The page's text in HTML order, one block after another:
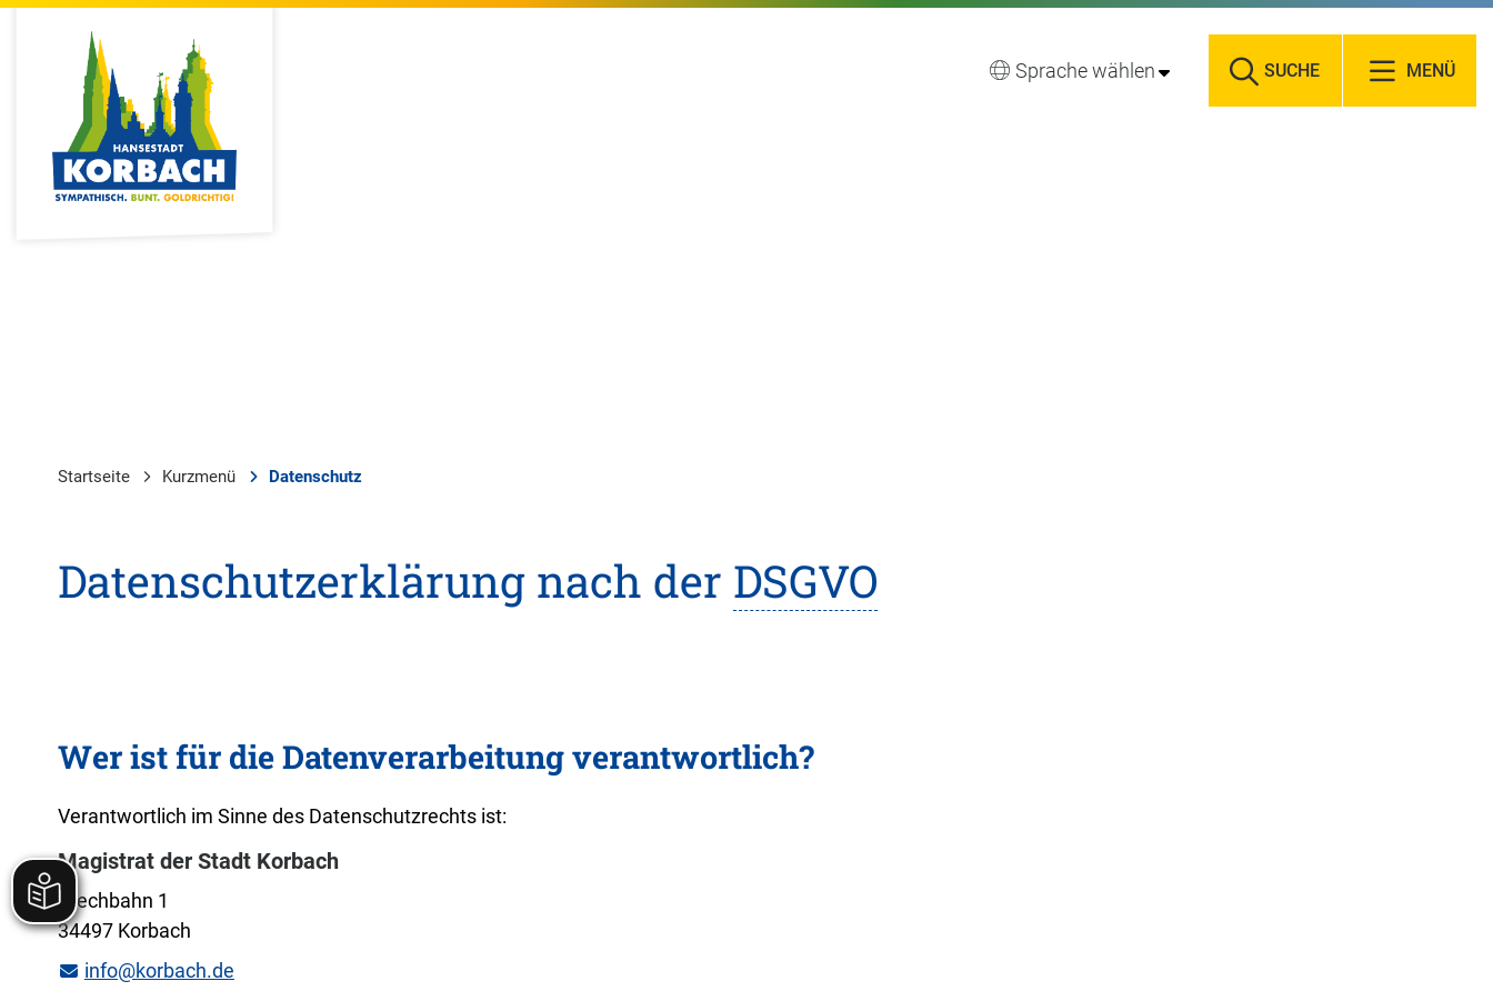
Sprache wählen SUCHE MENÜ
Startseite Kurzmenü Datenschutz
Datenschutzerklärung nach der DSGVO
Wer ist für die Datenverarbeitung verantwortlich?
Verantwortlich im Sinne des Datenschutzrechts ist:
Magistrat der Stadt Korbach
Stechbahn 1
34497 Korbach
info@korbach.de